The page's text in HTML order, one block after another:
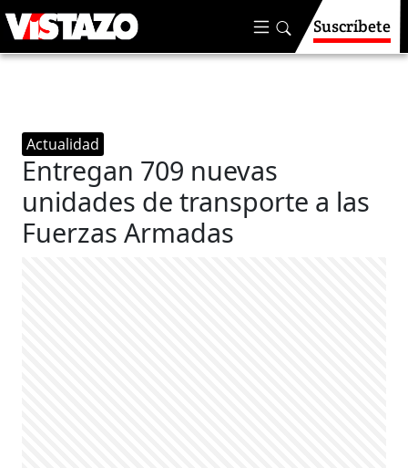
Suscríbete
Actualidad
Entregan 709 nuevas
unidades de transporte a las
Fuerzas Armadas